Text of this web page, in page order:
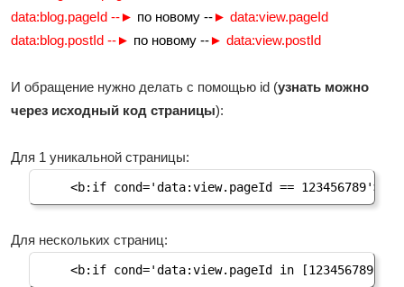
data:blog.pageId --► по новому --► data:view.pageId
data:blog.postId --► по новому --► data:view.postId
И обращение нужно делать с помощью id (узнать можно
через исходный код страницы):
Для 1 уникальной страницы:
<b:if cond='data:view.pageId == 123456789'></
Для нескольких страниц:
<b:if cond='data:view.pageId in [123456789,